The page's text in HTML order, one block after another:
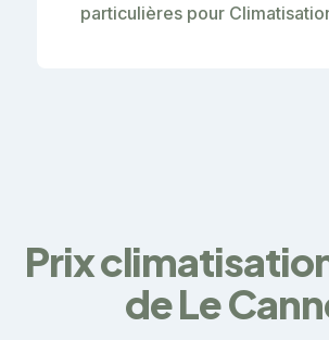
particulières pour
Prix
de Le